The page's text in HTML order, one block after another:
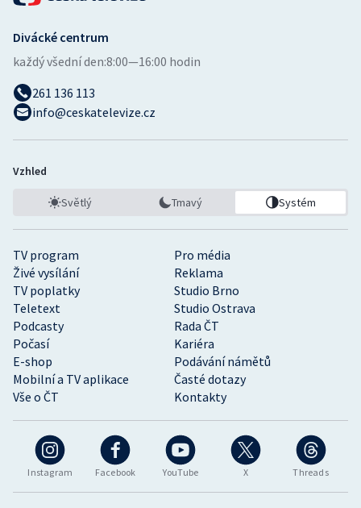
Instagram Facebook YouTube X Threads
TV program
Pro média
Živé vysílání
Reklama
TV poplatky
Studio Brno
Teletext
Studio Ostrava
Podcasty
Rada ČT
Počasí
Kariéra
E-shop
Podávání námětů
Mobilní a TV aplikace
Časté dotazy
Vše o ČT
Kontakty
Divácké centrum
každý všední den:8:00—16:00 hodin
261 136 113
info@ceskatelevize.cz
Vzhled
Světlý Tmavý Systém